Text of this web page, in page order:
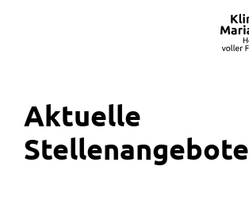
Aktuelle
Stellenangebote